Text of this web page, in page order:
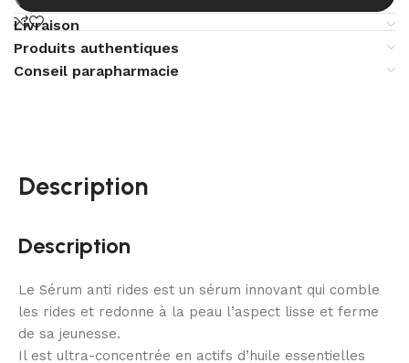
Livraison
Produits authentiques
Conseil parapharmacie
Description
Description
Le Sérum anti rides est un sérum innovant qui comble
les rides et redonne à la peau l’aspect lisse et ferme
de sa jeunesse.
Il est ultra-concentrée en actifs d’huile essentielles